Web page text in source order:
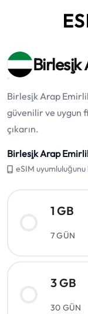
Birleşik
Birleşik Arap
güvenilir ve uygun
çıkarın.
Birleşik Arap
eSIM
1 GB
7 GÜN
3 GB
30 GÜN